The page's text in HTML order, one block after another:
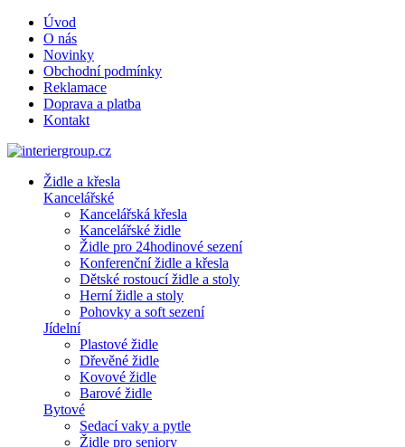
Úvod
O nás
Novinky
Obchodní podmínky
Reklamace
Doprava a platba
Kontakt
Židle a křesla
Kancelářské
Kancelářská křesla
Kancelářské židle
Židle pro 24hodinové sezení
Konferenční židle a křesla
Dětské rostoucí židle a stoly
Herní židle a stoly
Pohovky a soft sezení
Jídelní
Plastové židle
Dřevěné židle
Kovové židle
Barové židle
Bytové
Sedací vaky a pytle
Židle pro seniory